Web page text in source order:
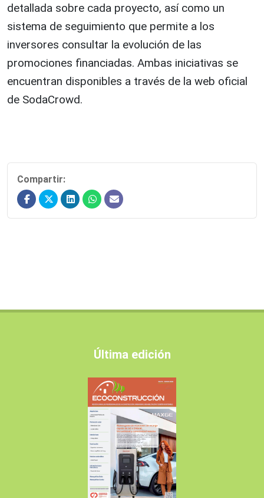
detallada sobre cada proyecto, así como un
sistema de seguimiento que permite a los
inversores consultar la evolución de las
promociones financiadas. Ambas iniciativas se
encuentran disponibles a través de la web oficial
de SodaCrowd.
Compartir:
Última edición